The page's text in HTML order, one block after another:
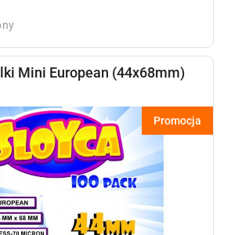
Mini European (44x68mm)
Promocja